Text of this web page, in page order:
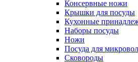
Консервные ножи
Крышки для посуды
Кухонные
Наборы посуды
Ножи
Посуда для
Сковороды